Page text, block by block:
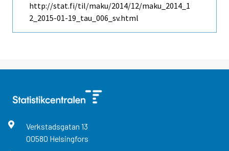
http://stat.fi/til/maku/2014/12/maku_2014_1
2_2015-01-19_tau_006_sv.html
Verkstadsgatan 13
00580 Helsingfors